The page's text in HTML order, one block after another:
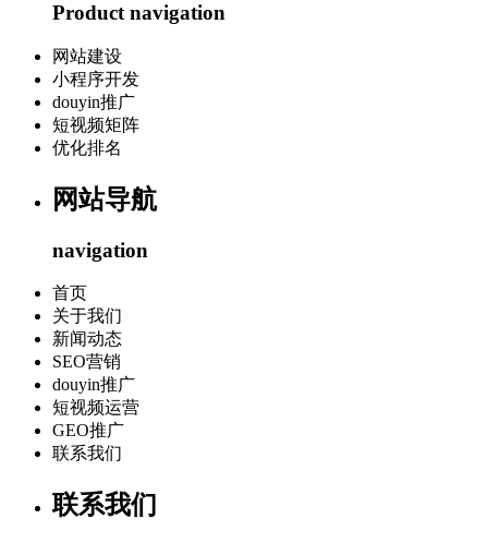
Product navigation
网站建设
小程序开发
douyin推广
短视频矩阵
优化排名
网站导航
navigation
首页
关于我们
新闻动态
SEO营销
douyin推广
短视频运营
GEO推广
联系我们
联系我们